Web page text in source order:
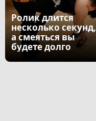
Ролик длится
несколько секунд,
а смеяться вы
будете долго